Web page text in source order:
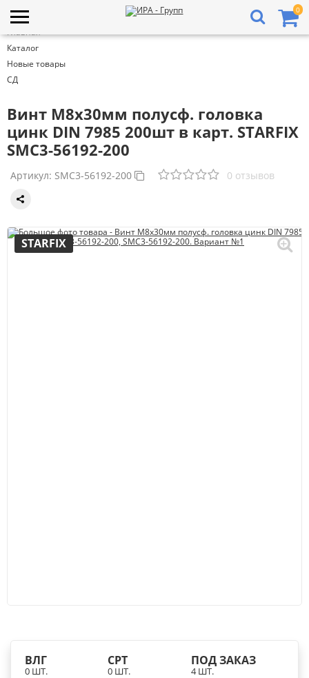
0
Главная
Каталог
Новые товары
СД
Винт М8х30мм полусф. головка
цинк DIN 7985 200шт в карт. STARFIX
SMC3-56192-200
Артикул: SMC3-56192-200 0 отзывов
STARFIX
ВЛГ
0 ШТ.
СРТ
0 ШТ.
ПОД ЗАКАЗ
4 ШТ.